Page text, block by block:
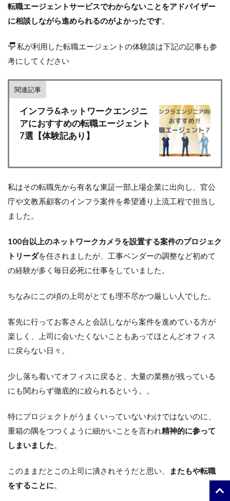
転職エージェントサービスでわからないことをアドバイザー
に相談しながら進められるのがよかったです。
私が利用した転職エージェントの体験談は下記の記事も参
考にしてください
関連記事
インフラ&ネットワークエンジニ
アにおすすめの転職エージェント
7選【体験記あり】
私はその転職先から有名な東証一部上場企業に出向し、官公
庁や文教系顧客のインフラ案件を希望通り上流工程で担当し
ました。
100台以上のネットワークカメラを設置する案件のプロジェク
トリーダを任されましたが、工事ベンダーの調整など初めて
の経験が多く毎日必死に仕事をしていました。
ちなみにこの頃の上司がとても理不尽かつ厳しい人でした。
客先に行ってお客さんと会話しながら案件を進めている方が
楽しく、上司に会いたくないこともあってほとんどオフィス
に戻らない日々。
少し落ち着いてオフィスに戻ると、大量の業務が残っている
にも関わらず徹底的に絞られるという。。
特にプロジェクトがうまくいっていないわけではないのに、
重箱の隅をつつくように細かいことを言われ精神的に参って
しまいました。
このままだとこの上司に潰されそうだと思い、
またもや転職
をすることに。